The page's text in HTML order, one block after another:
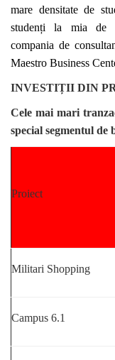
mare densitate de
studenți la mia de
compania de
Maestro Business
INVESTIȚII DIN
Cele mai mari
special segmentul de
Proiect
Militari Shopping
Campus 6.1